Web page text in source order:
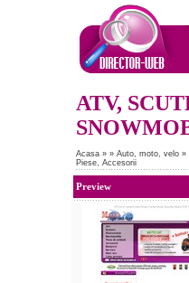
ATV,
Acasa » » Auto, moto, velo »
Piese, Accesorii
Preview